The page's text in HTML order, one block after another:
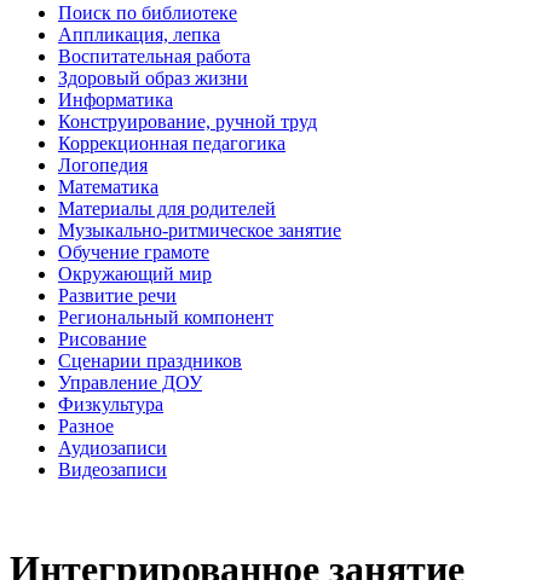
Поиск по библиотеке
Аппликация, лепка
Воспитательная работа
Здоровый образ жизни
Информатика
Конструирование, ручной труд
Коррекционная педагогика
Логопедия
Математика
Материалы для родителей
Музыкально-ритмическое занятие
Обучение грамоте
Окружающий мир
Развитие речи
Региональный компонент
Рисование
Сценарии праздников
Управление ДОУ
Физкультура
Разное
Аудиозаписи
Видеозаписи
Интегрированное занятие